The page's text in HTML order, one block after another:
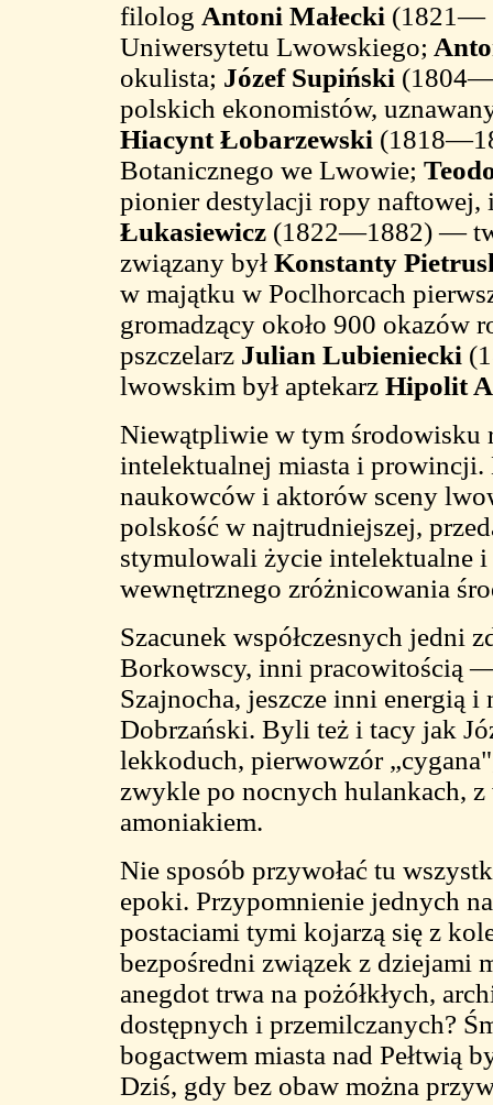
filolog Antoni Małecki (1821—
Uniwersytetu Lwowskiego;
okulista; Józef Supiński
polskich ekonomistów,
Hiacynt Łobarzewski
Botanicznego we Lwowie;
pionier destylacji ropy
Łukasiewicz (1822—1882) —
związany był Konstanty
w majątku w Poclhorcach
gromadzący około 900 okazów
pszczelarz Julian Lubieniecki
lwowskim był aptekarz Hipolit
Niewątpliwie w tym środowisku
intelektualnej miasta i prowincji.
naukowców i aktorów sceny
polskość w najtrudniejszej,
stymulowali życie intelektualne
wewnętrznego zróżnicowania
Szacunek współczesnych
Borkowscy, inni pracowitością
Szajnocha, jeszcze inni energią
Dobrzański. Byli też i tacy jak
lekkoduch, pierwowzór
zwykle po nocnych hulankach,
amoniakiem.
Nie sposób przywołać tu
epoki. Przypomnienie jednych
postaciami tymi kojarzą się z
bezpośredni związek z dziejami
anegdot trwa na pożółkłych,
dostępnych i przemilczanych?
bogactwem miasta nad Pełtwią
Dziś, gdy bez obaw można